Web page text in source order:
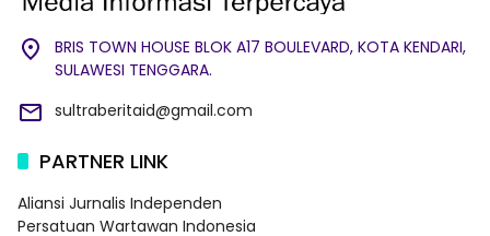
BRIS TOWN HOUSE BLOK A17 BOULEVARD, KOTA KENDARI,
SULAWESI TENGGARA.
sultraberitaid@gmail.com
PARTNER LINK
Aliansi Jurnalis Independen
Persatuan Wartawan Indonesia